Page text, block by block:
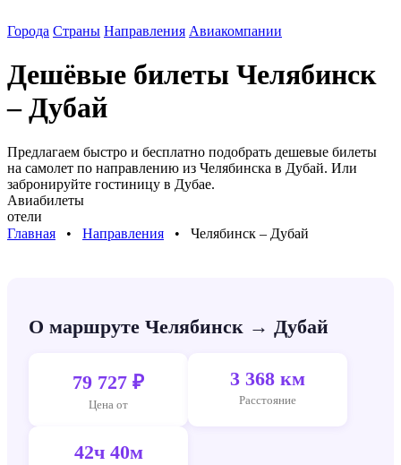
Города Страны Направления Авиакомпании
Дешёвые билеты Челябинск
– Дубай
Предлагаем быстро и бесплатно подобрать дешевые билеты
на самолет по направлению из Челябинска в Дубай. Или
забронируйте гостиницу в Дубае.
Авиабилеты
отели
Главная ⠀•⠀ Направления ⠀•⠀ Челябинск – Дубай
О маршруте Челябинск → Дубай
79 727 ₽
Цена от
3 368 км
Расстояние
42ч 40м